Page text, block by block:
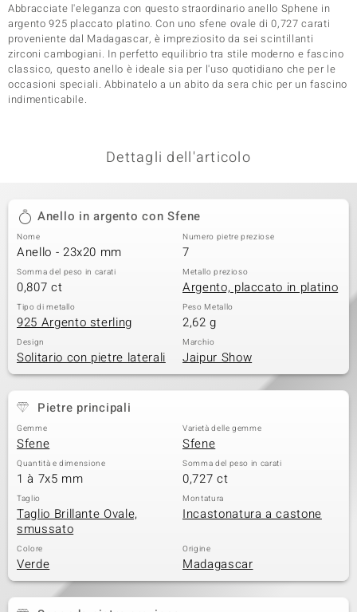
Abbracciate l'eleganza con questo straordinario anello Sphene in
argento 925 placcato platino. Con uno sfene ovale di 0,727 carati
proveniente dal Madagascar, è impreziosito da sei scintillanti
zirconi cambogiani. In perfetto equilibrio tra stile moderno e fascino
classico, questo anello è ideale sia per l'uso quotidiano che per le
occasioni speciali. Abbinatelo a un abito da sera chic per un fascino
indimenticabile.
Dettagli dell'articolo
Anello in argento con Sfene
Nome
Anello - 23x20 mm
Numero pietre preziose
7
Somma del peso in carati
0,807 ct
Metallo prezioso
Argento, placcato in platino
Tipo di metallo
925 Argento sterling
Peso Metallo
2,62 g
Design
Solitario con pietre laterali
Marchio
Jaipur Show
Pietre principali
Gemme
Sfene
Varietà delle gemme
Sfene
Quantità e dimensione
1 à 7x5 mm
Somma del peso in carati
0,727 ct
Taglio
Taglio Brillante Ovale,
smussato
Montatura
Incastonatura a castone
Colore
Verde
Origine
Madagascar